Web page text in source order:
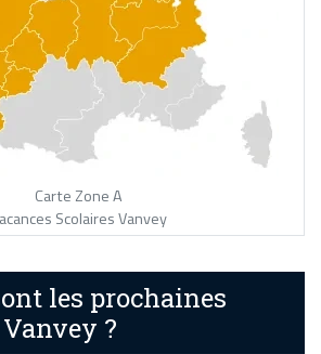
Carte Zone A
Scolaires Vanvey
les prochaines
?